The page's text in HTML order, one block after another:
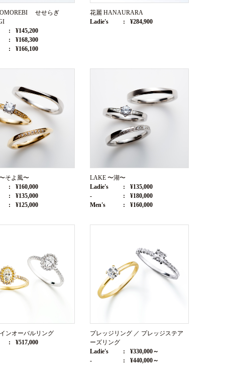
せせらぎ
¥145,200
¥168,300
¥166,100
花麗 HANAURARA
Ladie's
¥284,900
そよ風〜
¥160,000
¥135,000
¥125,000
LAKE 〜湖〜
Ladie's
¥135,000
-
¥180,000
Men's
¥160,000
ンオーバルリング
¥517,000
プレッジリング ／ プレッジステア
ーズリング
Ladie's
¥330,000～
-
¥440,000～